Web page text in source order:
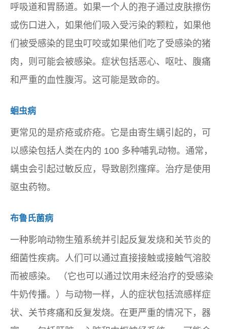
呼吸道和胃肠道。如果一个人的孢子通过皮肤擦伤
或伤口进入，如果他们吸入受污染的颗粒，如果他
们被受感染的昆虫叮咬或如果他们吃了受感染的猪
肉，则可能会被感染。症状包括恶心、呕吐、腹痛
和严重的血性腹泻。这可能是致命的。
蛔虫病
更常见的是疥疮或疥疮。它是由寄生螨引起的，可
以感染包括人类在内的 100 多种哺乳动物。通常，
螨虫会引起过敏反应，导致剧烈瘙痒。治疗是使用
驱虫药物。
布鲁氏菌病
一种影响动物生殖系统并引起反复发烧和关节炎的
细菌性疾病。人们可以通过直接接触或接触气溶胶
而被感染。 （它也可以通过饮用未经治疗的受感染
牛奶传播。）与动物一样，人的症状包括流感样症
状、关节疼痛和反复发烧。在更严重的情况下，器